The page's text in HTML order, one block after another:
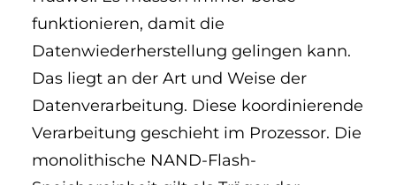
funktionieren, damit die
Datenwiederherstellung gelingen kann.
Das liegt an der Art und Weise der
Datenverarbeitung. Diese koordinierende
Verarbeitung geschieht im Prozessor. Die
monolithische NAND-Flash-